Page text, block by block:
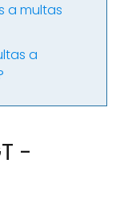
a multas
a
-